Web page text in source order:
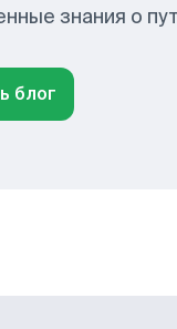
знания о
блог